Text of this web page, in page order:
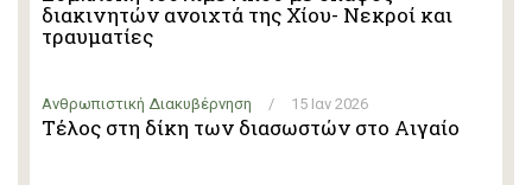
διακινητών ανοιχτά της Χίου- Νεκροί και
τραυματίες
Ανθρωπιστική Διακυβέρνηση / 15 Ιαν 2026
Τέλος στη δίκη των διασωστών στο Αιγαίο